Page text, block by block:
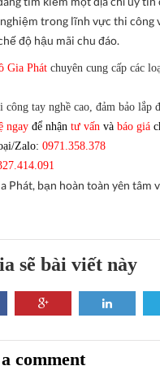
trong lĩnh vực thi công
độ hậu mãi chu đáo.
Gia Phát chuyên cung cấp các
tay nghề cao, đảm bảo lắp
ngay để nhận tư vấn và báo giá
Zalo: 0971.358.378
Phát, bạn hoàn toàn yên tâm
sẽ bài viết này
comment